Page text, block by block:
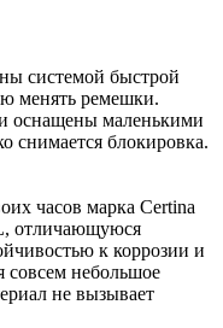
системой быстрой
менять ремешки.
оснащены маленькими
снимается блокировка.
часов марка Certina
отличающуюся
к коррозии и
совсем небольшое
не вызывает